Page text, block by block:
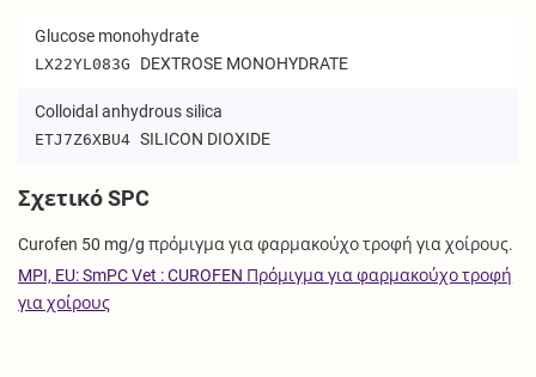
Glucose monohydrate
LX22YL083G DEXTROSE MONOHYDRATE
Colloidal anhydrous silica
ETJ7Z6XBU4SILICON DIOXIDE
Σχετικό SPC
Curofen 50 mg/g πρόμιγμα για φαρμακούχο τροφή για χοίρους.
MPI, EU: SmPC Vet : CUROFEN Πρόμιγμα για φαρμακούχο τροφή
για χοίρους